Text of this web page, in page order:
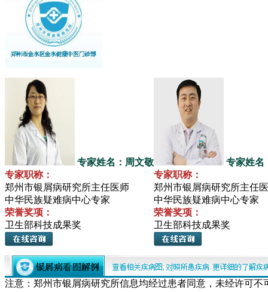
专家姓名：周文敬
专家职称：
郑州市银屑病研究所主任医师
中华民族疑难病中心专家
荣誉奖项：
卫生部科技成果奖
专家姓名
专家职称：
郑州市银屑病研究所主任
中华民族疑难病中心专家
荣誉奖项：
卫生部科技成果奖
注意：郑州市银屑病研究所信息均经过患者同意，未经许可不